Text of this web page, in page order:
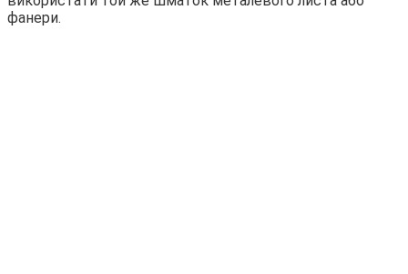
фанери.